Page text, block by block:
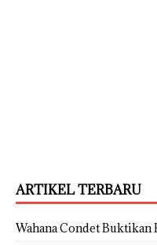
ARTIKEL TERBARU
Wahana Condet